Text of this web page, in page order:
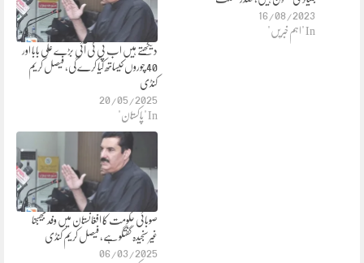
دیکھتے ہیں اب پی ٹی آئی بڑے علی بابا اور
40 چوروں کیساتھ کیا کرے گی، فیصل کریم
کنڈی
20/05/2025
In "پاکستان"
16/08/2023
In "اہم خبریں"
صوبائی حکومت کا افغانستان میں وفد بھیجنا
غیرسنجیدہ گفتگو ہے، فیصل کریم کنڈی
06/03/2025